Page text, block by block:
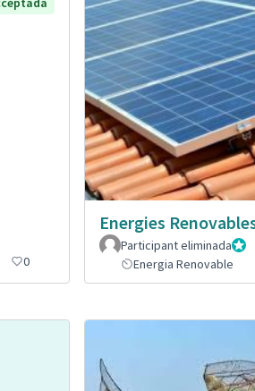
0
Energies
Participant eliminada
Energia Renovable